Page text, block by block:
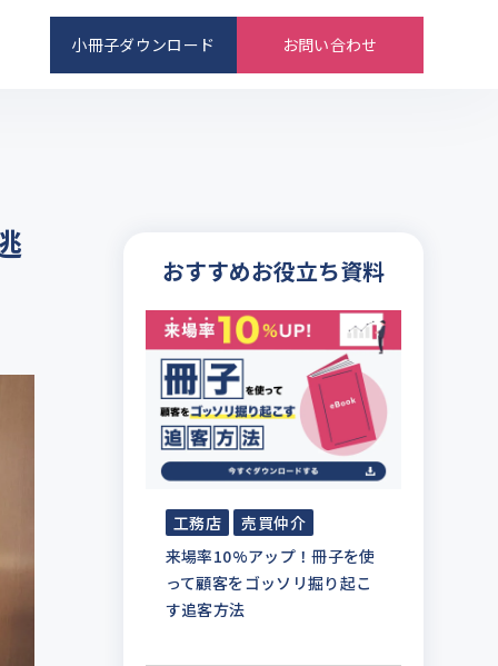
小冊子ダウンロード お問い合わせ
おすすめお役立ち資料
工務店
売買仲介
来場率10%アップ！冊子を使
って顧客をゴッソリ掘り起こ
す追客方法